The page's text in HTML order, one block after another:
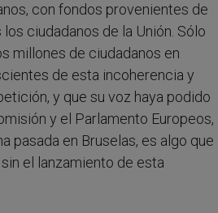
con fondos provenientes de
ciudadanos de la Unión. Sólo
millones de ciudadanos en
de esta incoherencia y
y que su voz haya podido
y el Parlamento Europeos,
pasada en Bruselas, es algo que
el lanzamiento de esta